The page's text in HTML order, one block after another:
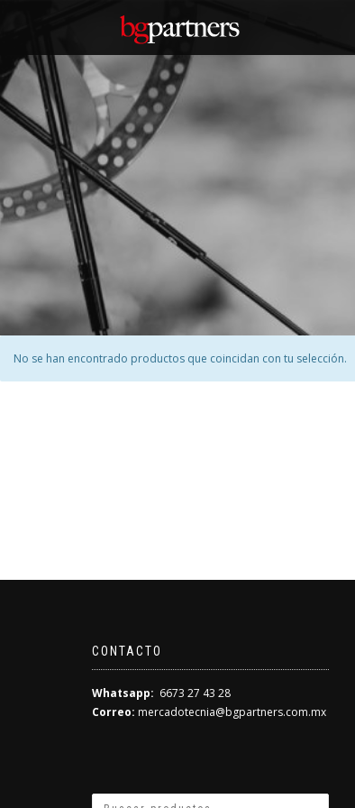
No se han encontrado productos que coincidan con tu selección.
CONTACTO
Whatsapp: 6673 27 43 28
Correo: mercadotecnia@bgpartners.com.mx